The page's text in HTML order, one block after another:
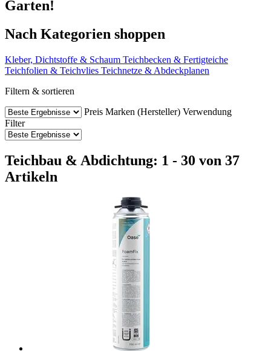
Garten!
Nach Kategorien shoppen
Kleber, Dichtstoffe & Schaum Teichbecken & Fertigteiche
Teichfolien & Teichvlies Teichnetze & Abdeckplanen
Filtern & sortieren
Preis Marken (Hersteller) Verwendung
Filter
Teichbau & Abdichtung: 1 - 30 von 37
Artikeln